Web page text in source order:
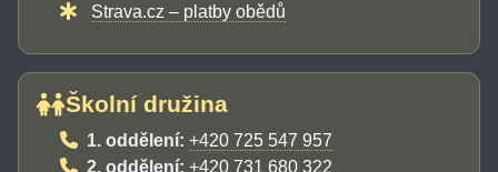
Strava.cz – platby obědů
Školní družina
1. oddělení: +420 725 547 957
2. oddělení: +420 731 680 322